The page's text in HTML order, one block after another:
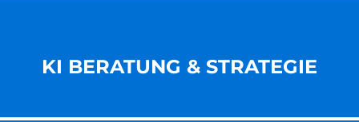
KI BERATUNG & STRATEGIE